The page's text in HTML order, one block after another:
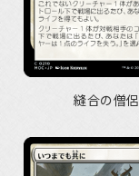
縫合の僧侶